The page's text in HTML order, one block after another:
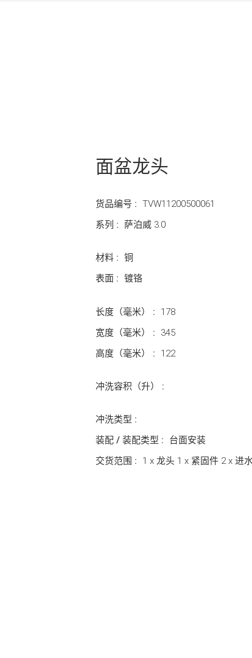
面盆龙头
货品编号 : TVW11200500061
系列 : 萨泊威 3.0
材料 : 铜
表面 : 镀铬
长度（毫米） :
178
宽度（毫米） :
345
高度（毫米） :
122
冲洗容积（升） :
冲洗类型 :
装配 / 装配类型 :
台面安装
交货范围 :
1 x 龙头 1 x 紧固件 2 x 进